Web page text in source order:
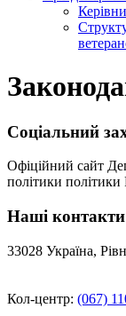
Соціальний
Офіційний сайт
політики політики
Наші контакти
33028 Україна,
Кол-центр: (067)